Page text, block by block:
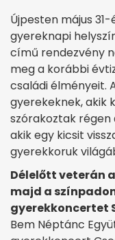
Újpesten május
gyereknapi
című rendezvény
meg a korábbi
családi élményeit.
gyerekeknek, akik
szórakoztak
akik egy kicsit
gyerekkoruk
Délelőtt veterán
majd a
gyerekkoncertet
Bem Néptánc